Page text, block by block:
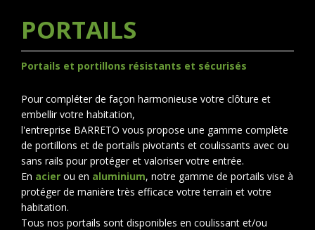
PORTAILS
Portails et portillons résistants et sécurisés
Pour compléter de façon harmonieuse votre clôture et
embellir votre habitation,
l'entreprise BARRETO vous propose une gamme complète
de portillons et de portails pivotants et coulissants avec ou
sans rails pour protéger et valoriser votre entrée.
En acier ou en aluminium, notre gamme de portails vise à
protéger de manière très efficace votre terrain et votre
habitation.
Tous nos portails sont disponibles en coulissant et/ou